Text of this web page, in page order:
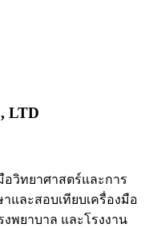
LTD
อวิทยาศาสตร์และการ
และสอบเทียบเครื่องมือ
พยาบาล และโรงงาน